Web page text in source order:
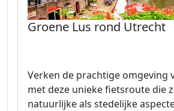
Groene Lus rond Utrecht
Verken de prachtige omgeving
met deze unieke fietsroute die
natuurlijke als stedelijke